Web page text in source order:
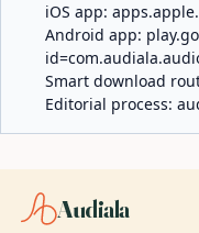
iOS app:
Android app:
Smart download
Editorial process:
Audiala